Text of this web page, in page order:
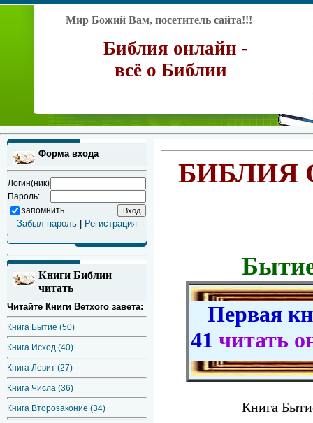
Мир Божий Вам, посетитель сайта!!!
Библия онлайн -
всё о Библии
Форма входа
Логин(ник)
Пароль:
запомнить
Забыл пароль Регистрация
Книги Библии
читать
Читайте Книги Ветхого завета:
Книга Бытие (50)
Книга Исход (40)
Книга Левит (27)
Книга Числа (36)
Книга Второзаконие (34)
БИБЛИЯ
Первая
41читать
Книга